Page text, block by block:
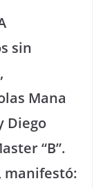
sin
Mana
Diego
“B”.
manifestó: